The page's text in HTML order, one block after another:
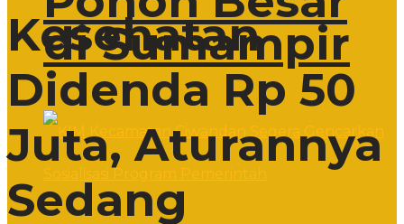
di Sumampir
Kesehatan
Didenda Rp 50
Juta, Aturannya
Sedang